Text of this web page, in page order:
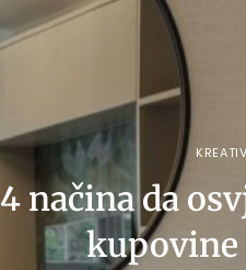
4 načina da
kupovine